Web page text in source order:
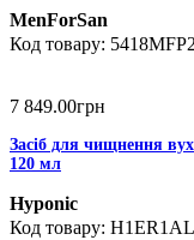
MenForSan
7 849.00грн
Засіб для чищнення
120 мл
Hyponic